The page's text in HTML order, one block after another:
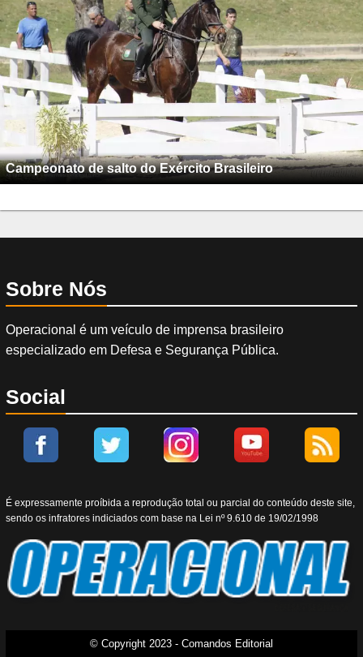
Campeonato de salto do Exército Brasileiro
Sobre Nós
Operacional é um veículo de imprensa brasileiro
especializado em Defesa e Segurança Pública.
Social
É expressamente proíbida a reprodução total ou parcial do conteúdo deste site,
sendo os infratores indiciados com base na Lei nº 9.610 de 19/02/1998
© Copyright 2023 - Comandos Editorial